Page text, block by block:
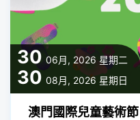
30 06月, 2026 星期二
30 08月, 2026 星期日
澳門國際兒童藝術節